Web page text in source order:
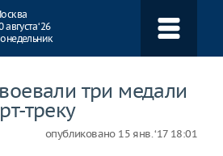
августа ‘26
три медали
треку
опубликовано 15 янв. ‘17 18:01